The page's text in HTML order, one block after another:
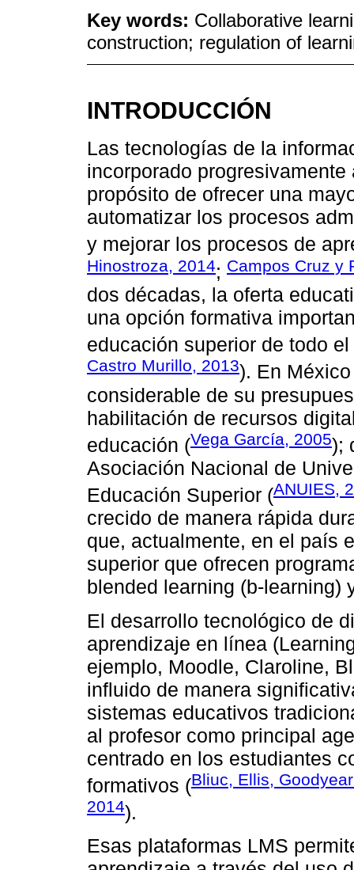
Key words: Collaborative
construction; regulation of
INTRODUCCIÓN
Las tecnologías de la
incorporado
propósito de ofrecer una
automatizar los procesos
y mejorar los procesos de
Hinostroza, 2014; Campos Cruz y
dos décadas, la oferta
una opción formativa
educación superior de todo
Castro Murillo, 2013). En
considerable de su
habilitación de recursos
educación (Vega García, 2005);
Asociación Nacional de
Educación Superior (ANUIES,
crecido de manera rápida
que, actualmente, en el país
superior que ofrecen
blended learning (b-learning)
El desarrollo tecnológico de
aprendizaje en línea
ejemplo, Moodle, Claroline,
influido de manera
sistemas educativos
al profesor como principal
centrado en los estudiantes
formativos (Bliuc, Ellis,
2014).
Esas plataformas LMS